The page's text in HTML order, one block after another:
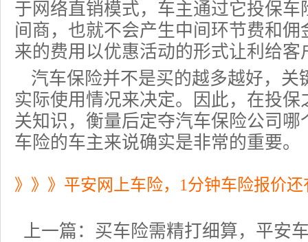
于网络直销模式，车主通过它投保
间商，也就不会产生中间环节费和
来的费用以优惠活动的形式让利给客
汽车保险并不是买的越多越好，关
实际使用情况来决定。因此，在投
关知识，衡量后定夺汽车保险公司
车险的车主来说确实是非常的重要。
》》》平安网上车险，1分钟车险报价
上一篇： 买车险需精打细算，平安